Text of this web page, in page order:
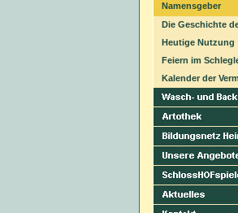
Namensgeber
Die Geschichte
Heutige Nutzung
Feiern im
Kalender der